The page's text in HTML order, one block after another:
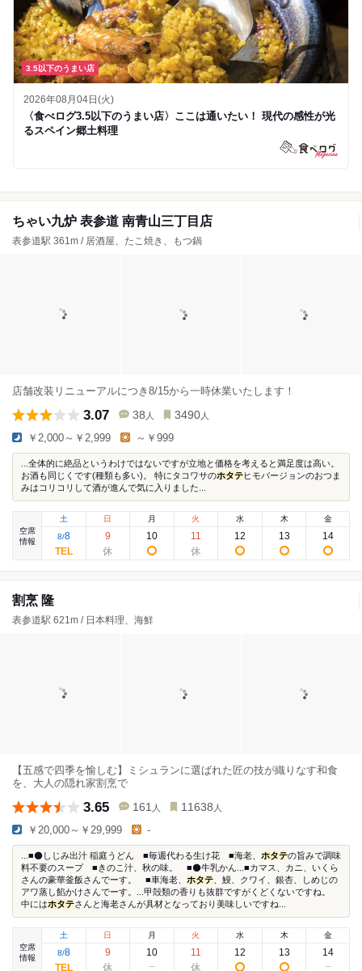
3.5以下のうまい店
2026年08月04日(火)
〈食べログ3.5以下のうまい店〉ここは通いたい！ 現代の感性が光
るスペイン郷土料理
ちゃい九炉 表参道 南青山三丁目店
表参道駅 361m / 居酒屋、たこ焼き、もつ鍋
店舗改装リニューアルにつき8/15から一時休業いたします！
3.07 38 人 3490 人
￥2,000～￥2,999 ～￥999
...全体的に絶品というわけではないですが立地と価格を考えると満足度は高い。
お酒も同じくです(種類も多い)。 特にタコワサのホタテヒモバージョンのおつま
みはコリコリして酒が進んで気に入りました...
空席
情報
土
8/8
日
9
月
10
火
11
水
12
木
13
金
14
割烹 隆
表参道駅 621m / 日本料理、海鮮
【五感で四季を愉しむ】ミシュランに選ばれた匠の技が織りなす和食
を、大人の隠れ家割烹で
3.65 161 人 11638 人
￥20,000～￥29,999 -
...■⚫しじみ出汁 稲庭うどん ■毎週代わる生け花 ■海老、 ホタテの旨みで調味
料不要のスープ ■きのこ汁、秋の味。 ■⚫牛乳かん...■カマス、カニ、いくら
さんの豪華釜飯さんでーす。 ■車海老、 ホタテ 、鰻、クワイ、銀杏、しめじの
アワ蒸し餡かけさんでーす。...甲殻類の香りも抜群ですがくどくないですね。
中にはホタテさんと海老さんが具材となっており美味しいですね...
空席
情報
土
8/8
日
9
月
10
火
11
水
12
木
13
金
14